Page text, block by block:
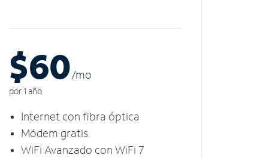
$60/mo
por 1 año
Internet con fibra óptica
Módem gratis
WiFi Avanzado con WiFi 7